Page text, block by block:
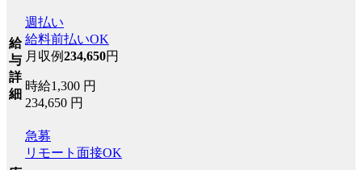
給
与
詳
細
週払い
給料前払いOK
月収例234,650円
時給1,300 円
234,650 円
急募
リモート面接OK